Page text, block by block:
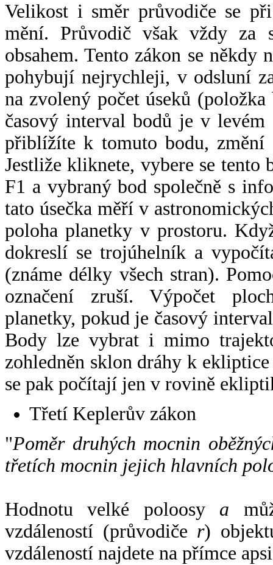
Velikost i směr průvodiče se
mění. Průvodič však vždy za
obsahem. Tento zákon se někdy
pohybují nejrychleji, v odsluní
na zvolený počet úseků
časový interval bodů je v
přiblížíte k tomuto bodu,
Jestliže kliknete, vybere se tento
F1 a vybraný bod společně s
tato úsečka měří v
poloha planetky v prostoru.
dokreslí se trojúhelník a
(známe délky všech stran).
označení zruší. Výpočet
planetky, pokud je časový
Body lze vybrat i mimo
zohledněn sklon dráhy k
se pak počítají jen v rovině
Třetí Keplerův zákon
"Poměr druhých mocnin
třetích mocnin jejich hlavních
Hodnotu velké poloosy a
vzdáleností (průvodiče r)
vzdáleností najdete na přímce